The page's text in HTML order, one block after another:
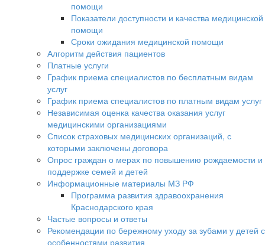
помощи
Показатели доступности и качества медицинской
помощи
Сроки ожидания медицинской помощи
Алгоритм действия пациентов
Платные услуги
График приема специалистов по бесплатным видам
услуг
График приема специалистов по платным видам услуг
Независимая оценка качества оказания услуг
медицинскими организациями
Список страховых медицинских организаций, с
которыми заключены договора
Опрос граждан о мерах по повышению рождаемости и
поддержке семей и детей
Информационные материалы МЗ РФ
Программа развития здравоохранения
Краснодарского края
Частые вопросы и ответы
Рекомендации по бережному уходу за зубами у детей с
особенностями развития